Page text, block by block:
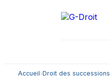
Accueil›Droit des successions